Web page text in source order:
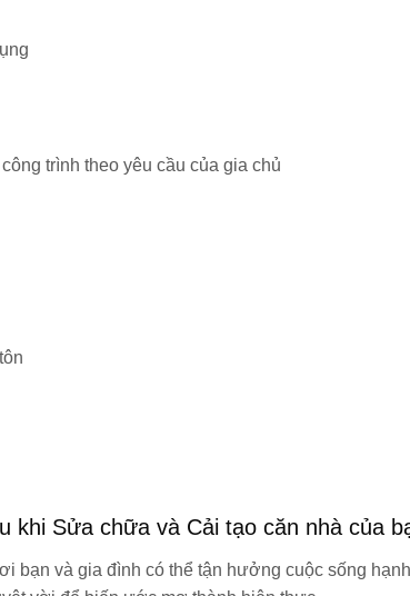
trình theo yêu cầu của gia chủ
khi Sửa chữa và Cải tạo căn nhà của
bạn và gia đình có thể tận hưởng cuộc sống